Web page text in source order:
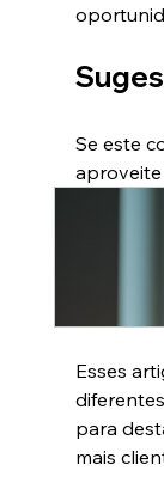
Se este
Esses
para
mais